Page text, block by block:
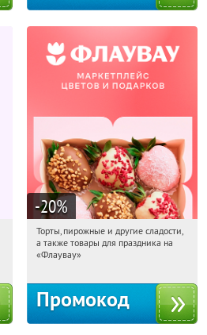
-20%
08:50:22 Получили:
Россия
Торты, пирожные и другие сладости,
а также товары для праздника на
«Флаувау»
Промокод